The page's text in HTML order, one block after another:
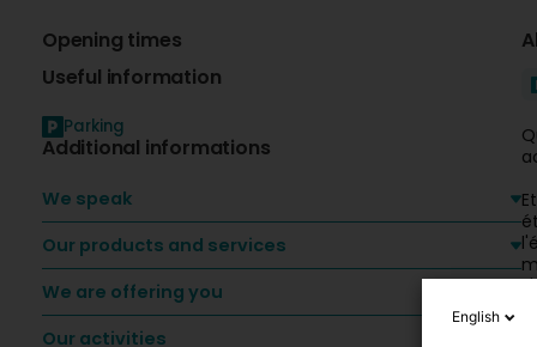
Opening times
Useful information
Parking
Additional informations
We speak
Our products and services
We are offering you
Our activities
English